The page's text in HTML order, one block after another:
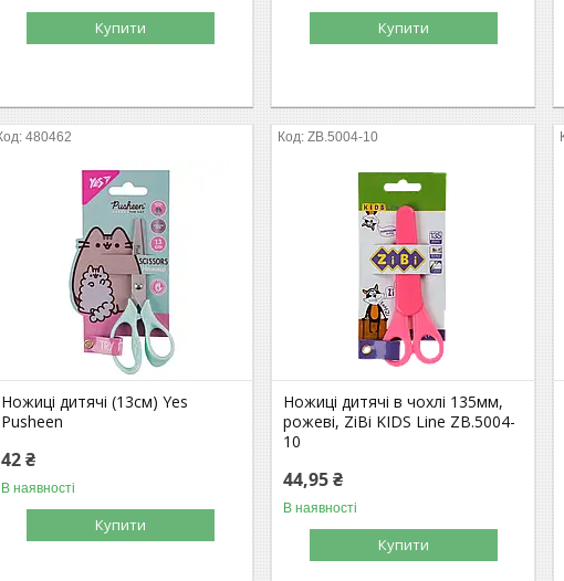
Купити Купити
480462
Ножиці дитячі (13см) Yes
Pusheen
42 ₴
В наявності
Купити
ZB.5004-10
Ножиці дитячі в чохлі 135мм,
рожеві, ZiBi KIDS Line ZB.5004-
10
44,95 ₴
В наявності
Купити